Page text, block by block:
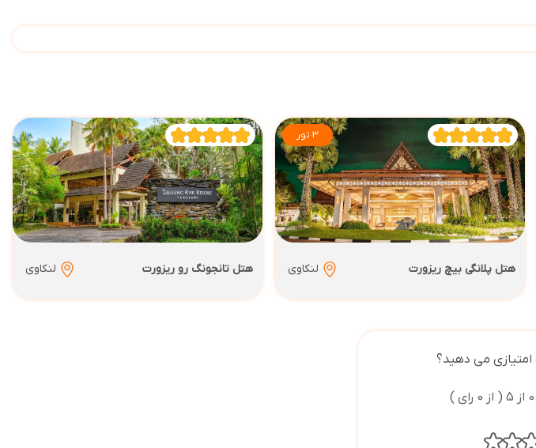
3 تور
هتل پلانگی بیچ ریزورت لنکاوی هتل تانجونگ رو ریزورت لنکاوی
می دهید؟